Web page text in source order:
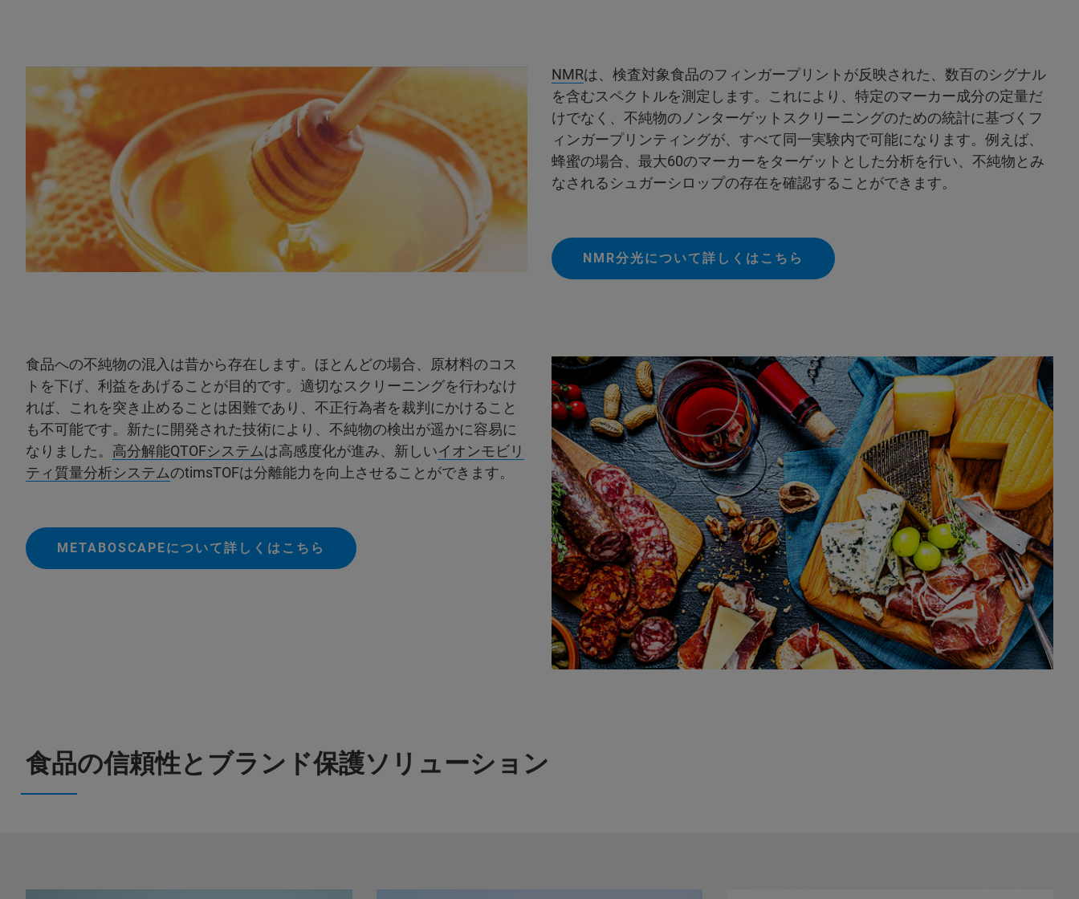
NMRは、検査対象食品のフィンガープリントが反映された、数百のシグナル
を含むスペクトルを測定します。これにより、特定のマーカー成分の定量だ
けでなく、不純物のノンターゲットスクリーニングのための統計に基づくフ
ィンガープリンティングが、すべて同一実験内で可能になります。例えば、
蜂蜜の場合、最大60のマーカーをターゲットとした分析を行い、不純物とみ
なされるシュガーシロップの存在を確認することができます。
NMR分光について詳しくはこちら
食品への不純物の混入は昔から存在します。ほとんどの場合、原材料のコス
トを下げ、利益をあげることが目的です。適切なスクリーニングを行わなけ
れば、これを突き止めることは困難であり、不正行為者を裁判にかけること
も不可能です。新たに開発された技術により、不純物の検出が遥かに容易に
なりました。 高分解能QTOFシステムは高感度化が進み、新しいイオンモビリ
ティ質量分析システムのtimsTOFは分離能力を向上させることができます。
METABOSCAPEについて詳しくはこちら
食品の信頼性とブランド保護ソリューション